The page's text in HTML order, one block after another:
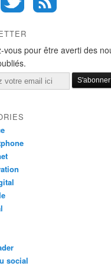
vous pour être averti des
social